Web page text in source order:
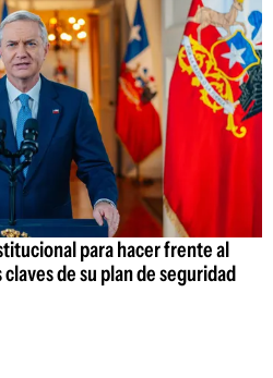
para hacer frente al
de su plan de seguridad